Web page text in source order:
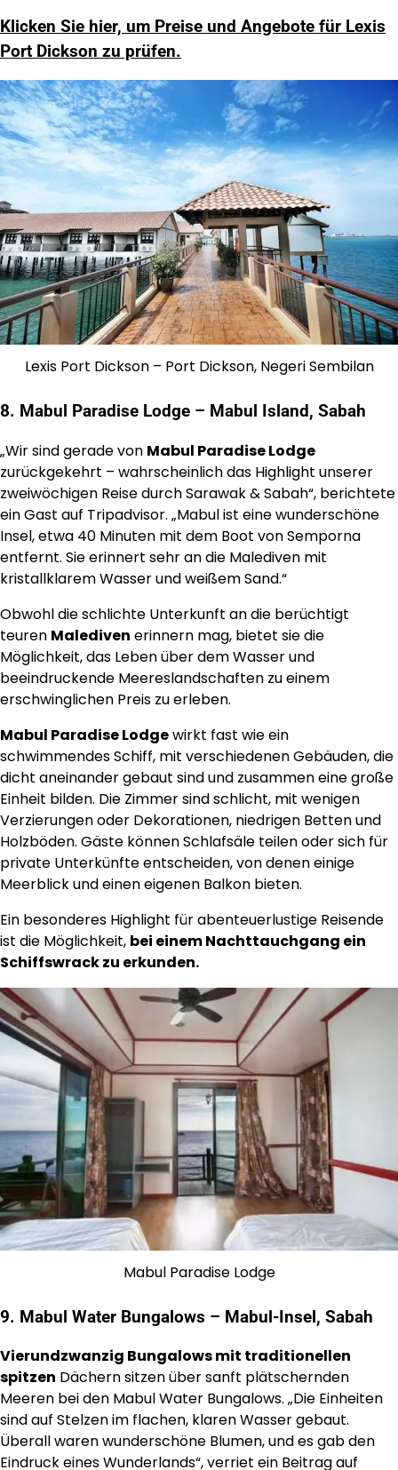
Klicken Sie hier, um Preise und Angebote für Lexis
Port Dickson zu prüfen.
Lexis Port Dickson – Port Dickson, Negeri Sembilan
8. Mabul Paradise Lodge – Mabul Island, Sabah
„Wir sind gerade von Mabul Paradise Lodge
zurückgekehrt – wahrscheinlich das Highlight unserer
zweiwöchigen Reise durch Sarawak & Sabah“, berichtete
ein Gast auf Tripadvisor. „Mabul ist eine wunderschöne
Insel, etwa 40 Minuten mit dem Boot von Semporna
entfernt. Sie erinnert sehr an die Malediven mit
kristallklarem Wasser und weißem Sand.“
Obwohl die schlichte Unterkunft an die berüchtigt
teuren Malediven erinnern mag, bietet sie die
Möglichkeit, das Leben über dem Wasser und
beeindruckende Meereslandschaften zu einem
erschwinglichen Preis zu erleben.
Mabul Paradise Lodgewirkt fast wie ein
schwimmendes Schiff, mit verschiedenen Gebäuden, die
dicht aneinander gebaut sind und zusammen eine große
Einheit bilden. Die Zimmer sind schlicht, mit wenigen
Verzierungen oder Dekorationen, niedrigen Betten und
Holzböden. Gäste können Schlafsäle teilen oder sich für
private Unterkünfte entscheiden, von denen einige
Meerblick und einen eigenen Balkon bieten.
Ein besonderes Highlight für abenteuerlustige Reisende
ist die Möglichkeit, bei einem Nachttauchgang ein
Schiffswrack zu erkunden.
Mabul Paradise Lodge
9. Mabul Water Bungalows – Mabul-Insel, Sabah
Vierundzwanzig Bungalows mit traditionellen
spitzen Dächern sitzen über sanft plätschernden
Meeren bei den Mabul Water Bungalows. „Die Einheiten
sind auf Stelzen im flachen, klaren Wasser gebaut.
Überall waren wunderschöne Blumen, und es gab den
Eindruck eines Wunderlands“, verriet ein Beitrag auf